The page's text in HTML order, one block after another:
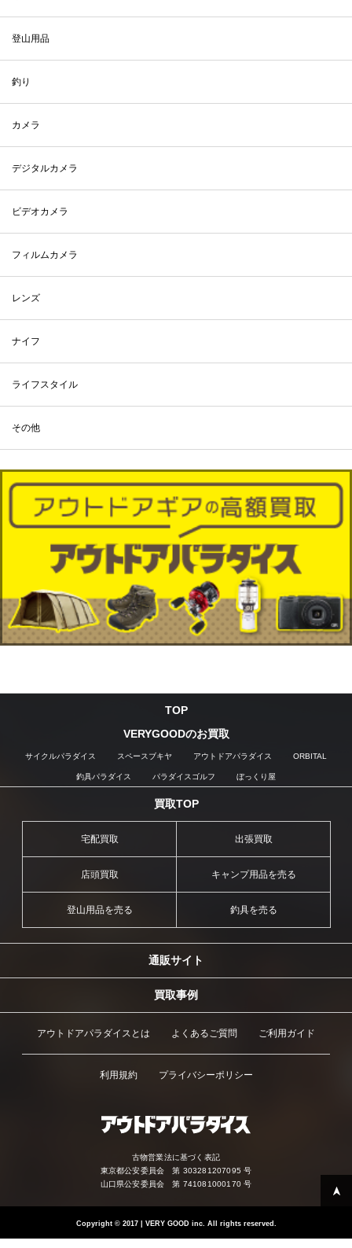
登山用品
釣り
カメラ
デジタルカメラ
ビデオカメラ
フィルムカメラ
レンズ
ナイフ
ライフスタイル
その他
TOP
VERYGOODのお買取
サイクルパラダイス スペースブキヤ アウトドアパラダイス ORBITAL
釣具パラダイス パラダイスゴルフ ぼっくり屋
買取TOP
宅配買取 出張買取
店頭買取 キャンプ用品を売る
登山用品を売る 釣具を売る
通販サイト
買取事例
アウトドアパラダイスとは よくあるご質問 ご利用ガイド
利用規約 プライバシーポリシー
古物営業法に基づく表記
東京都公安委員会 第 303281207095 号
山口県公安委員会 第 741081000170 号
Copyright ©2017 | VERY GOOD inc. All rights reserved.